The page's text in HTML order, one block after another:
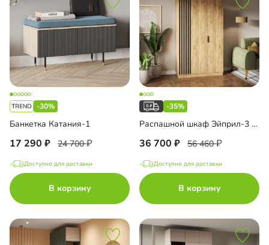
-30%
Банкетка Катания-1
17 290 24 700
Доступно для доставки
В корзину
-35%
Распашной шкаф Эйприл-3 Блэк
36 700 56 460
Доступно для доставки
В корзину